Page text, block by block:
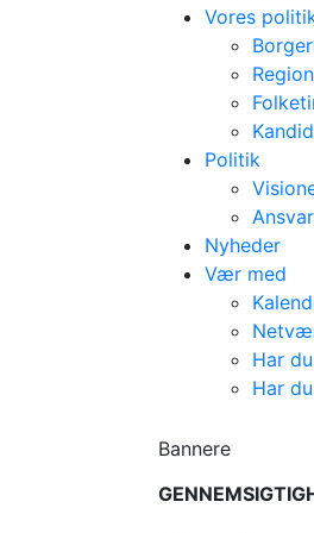
Vores
Politik
Nyheder
Vær med
Har
Har
Bannere